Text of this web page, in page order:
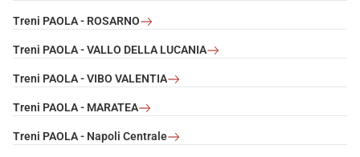
Treni PAOLA - ROSARNO
Treni PAOLA - VALLO DELLA LUCANIA
Treni PAOLA - VIBO VALENTIA
Treni PAOLA - MARATEA
Treni PAOLA - Napoli Centrale